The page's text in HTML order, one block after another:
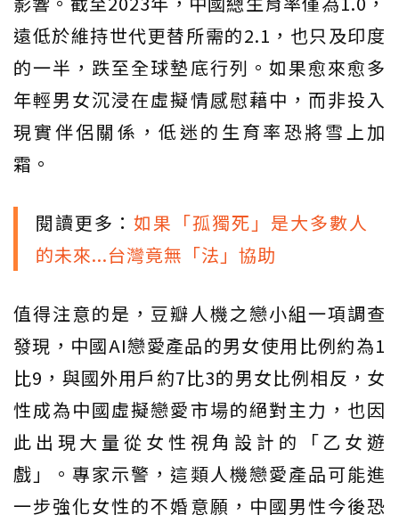
遠低於維持世代更替所需的2.1，也只及印度
的一半，跌至全球墊底行列。如果愈來愈多
年輕男女沉浸在虛擬情感慰藉中，而非投入
現實伴侶關係，低迷的生育率恐將雪上加
霜。
閱讀更多： 如果「孤獨死」是大多數人
的未來...台灣竟無「法」協助
值得注意的是，豆瓣人機之戀小組一項調查
發現，中國AI戀愛產品的男女使用比例約為1
比9，與國外用戶約7比3的男女比例相反，女
性成為中國虛擬戀愛市場的絕對主力，也因
此出現大量從女性視角設計的「乙女遊
戲」。專家示警，這類人機戀愛產品可能進
一步強化女性的不婚意願，中國男性今後恐